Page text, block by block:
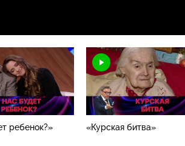
ребенок?» «Курская битва»